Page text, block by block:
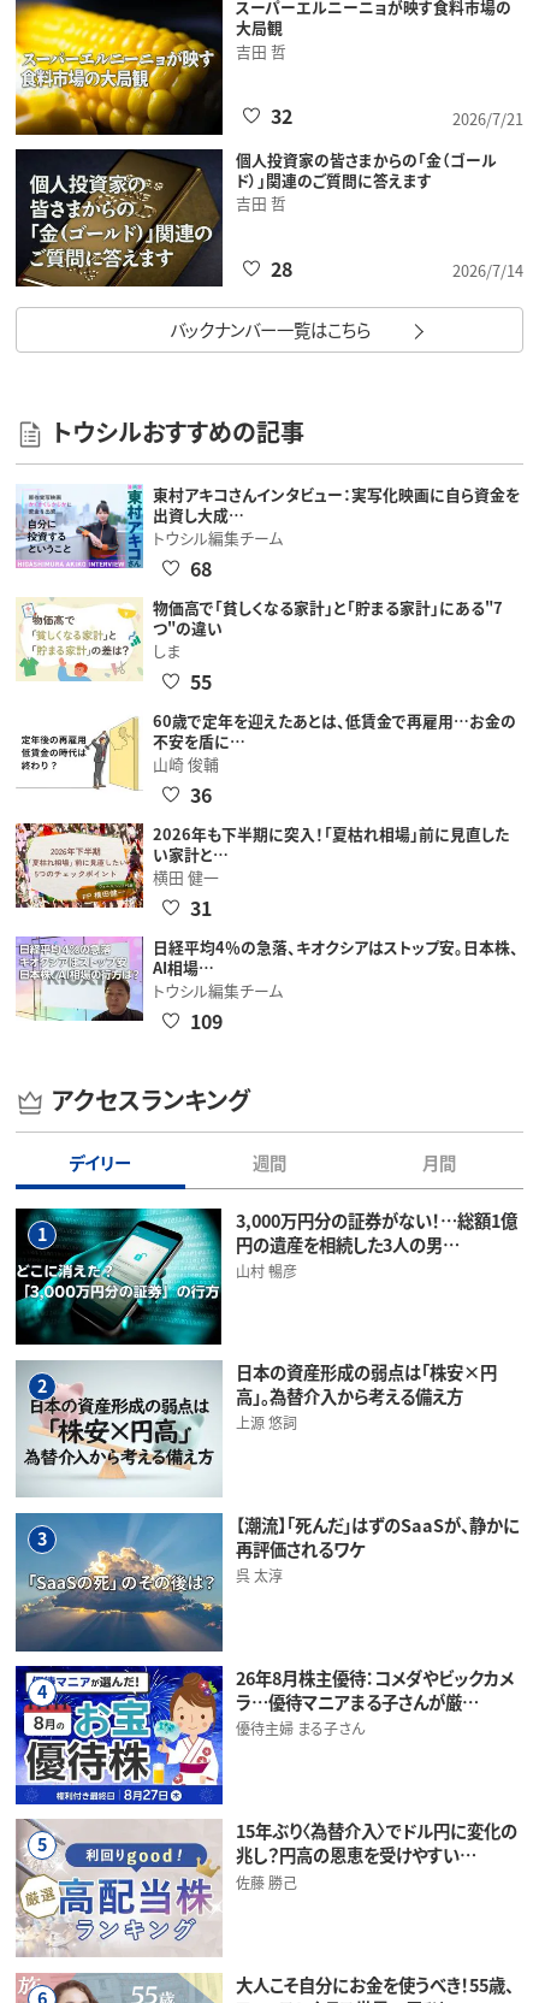
スーパーエルニーニョが映す食料市場の
大局観
吉田 哲
2026/7/21
32
個人投資家の皆さまからの「金（ゴール
ド）」関連のご質問に答えます
吉田 哲
2026/7/14
28
バックナンバー一覧はこちら
トウシルおすすめの記事
東村アキコさんインタビュー：実写化映画に自ら資金を
出資し大成…
トウシル編集チーム
68
物価高で「貧しくなる家計」と「貯まる家計」にある"7
つ"の違い
しま
55
60歳で定年を迎えたあとは、低賃金で再雇用…お金の
不安を盾に…
山崎 俊輔
36
2026年も下半期に突入！「夏枯れ相場」前に見直した
い家計と…
横田 健一
31
日経平均4％の急落、キオクシアはストップ安。日本株、
AI相場…
トウシル編集チーム
109
アクセスランキング
デイリー 週間 月間
1
3,000万円分の証券がない！…総額1億
円の遺産を相続した3人の男…
山村 暢彦
2
日本の資産形成の弱点は「株安×円
高」。為替介入から考える備え方
上源 悠詞
3
【潮流】「死んだ」はずのSaaSが、静かに
再評価されるワケ
呉 太淳
4
26年8月株主優待：コメダやビックカメ
ラ…優待マニアまる子さんが厳…
優待主婦 まる子さん
5
15年ぶり〈為替介入〉でドル円に変化の
兆し？円高の恩恵を受けやすい…
佐藤 勝己
6
大人こそ自分にお金を使うべき！55歳、